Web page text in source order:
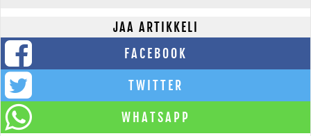
JAA ARTIKKELI
FACEBOOK
TWITTER
WHATSAPP